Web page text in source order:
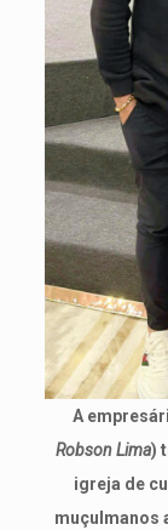
A
Robson Lima)
igreja de
muçulmanos